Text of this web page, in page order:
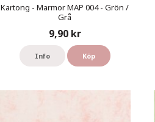
Kartong - Marmor MAP 004 - Grön /
Grå
9,90 kr
Info Köp